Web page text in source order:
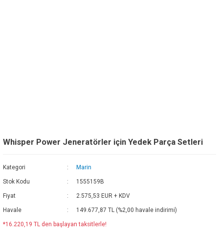
Whisper Power Jeneratörler için Yedek Parça Setleri
Kategori Marin
Stok Kodu 1555159B
Fiyat 2.575,53 EUR + KDV
Havale 149.677,87 TL (%2,00 havale indirimi)
*16.220,19 TL den başlayan taksitlerle!